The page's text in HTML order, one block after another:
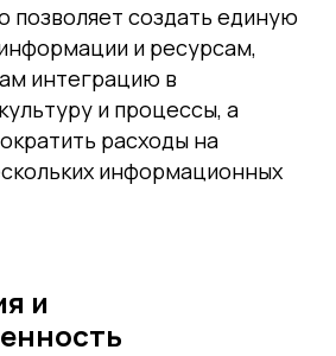
позволяет создать единую
и ресурсам,
интеграцию в
и процессы, а
расходы на
информационных
и